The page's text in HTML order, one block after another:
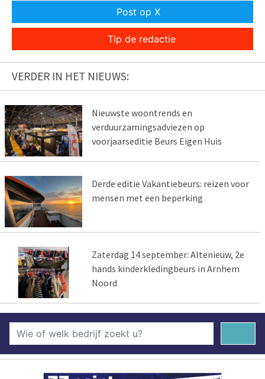
Post op X
Tip de redactie
VERDER IN HET NIEUWS:
Nieuwste woontrends en
verduurzamingsadviezen op
voorjaarseditie Beurs Eigen Huis
Derde editie Vakantiebeurs: reizen voor
mensen met een beperking
Zaterdag 14 september: Altenieuw, 2e
hands kinderkledingbeurs in Arnhem
Noord